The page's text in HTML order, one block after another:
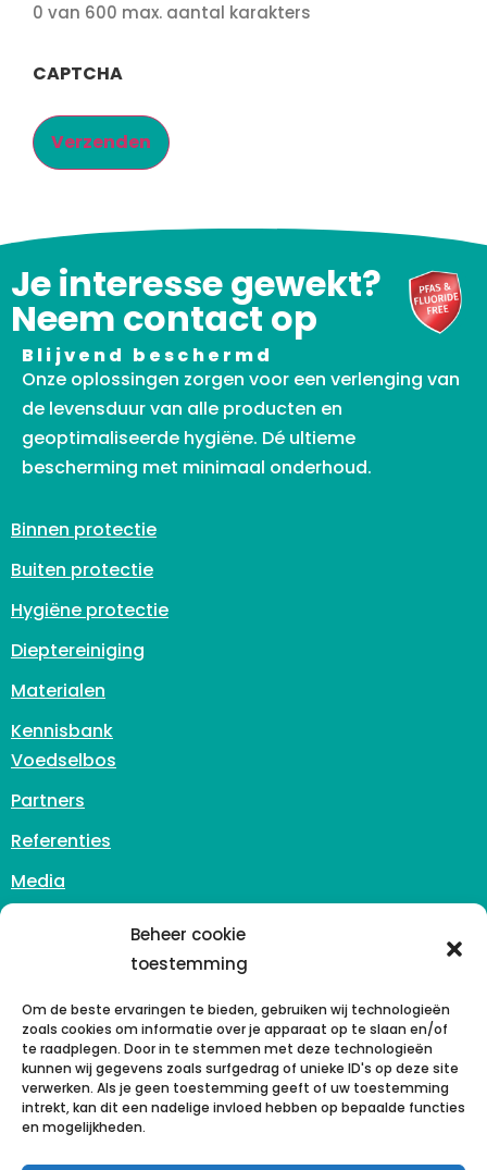
Beheer cookie
toestemming
Om de beste ervaringen te bieden, gebruiken wij technologieën
zoals cookies om informatie over je apparaat op te slaan en/of
te raadplegen. Door in te stemmen met deze technologieën
kunnen wij gegevens zoals surfgedrag of unieke ID's op deze site
verwerken. Als je geen toestemming geeft of uw toestemming
intrekt, kan dit een nadelige invloed hebben op bepaalde functies
en mogelijkheden.
0 van 600 max. aantal karakters
CAPTCHA
Je interesse gewekt?
Neem contact op
Blijvend beschermd
Onze oplossingen zorgen voor een verlenging van
de levensduur van alle producten en
geoptimaliseerde hygiëne. Dé ultieme
bescherming met minimaal onderhoud.
Binnen protectie
Buiten protectie
Hygiëne protectie
Dieptereiniging
Materialen
Kennisbank
Voedselbos
Partners
Referenties
Media
6042 PB Roermond
Nederland
+31 (0)43 - 302 00 41
KvK 77248058